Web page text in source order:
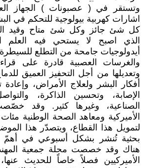
وتستقر في ( عصبونات ) الجهاز
اشارات كهربية بيولوجية للتحكم في
كل شئ جائز وكل شئ متاح وقيد
الذي اصبح لا يستحي فيه العلم
أيدولوجيات جامحة من التطلع
والغرسات العصبية قادرة على
وتعديلها من أجل التحفيز العميق
أفكار البشر ولعلاج الأمراض،
الإصابة، وتحسين الذاكرة،
الصناعية، وغيرها كثير. وقد
الأميركية ومعاهد الصحة الوطنية مئات
لتمويل هذا القطاع، ويتصدّر هذا
بحثية تُنشر بشكل أسبوعي في أهمّ
هناك وقد خصصت مجلة جمعية
الأميركيين فصلاً خاصاً للحديث